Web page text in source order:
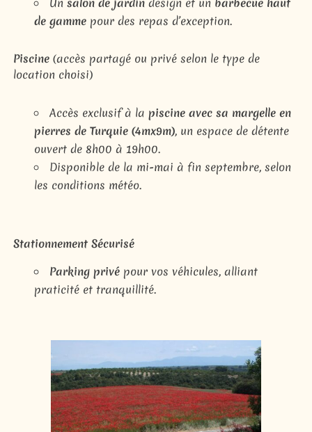
de gammepour des repas d’exception.
Piscine(accès partagé ou privé selon le type de
location choisi)
Accès exclusif à la piscine avec sa margelle en
pierres de Turquie (4mx9m), un espace de détente
ouvert de 8h00 à 19h00.
Disponible de la mi-mai à fin septembre, selon
les conditions météo.
Stationnement Sécurisé
Parking privépour vos véhicules, alliant
praticité et tranquillité.